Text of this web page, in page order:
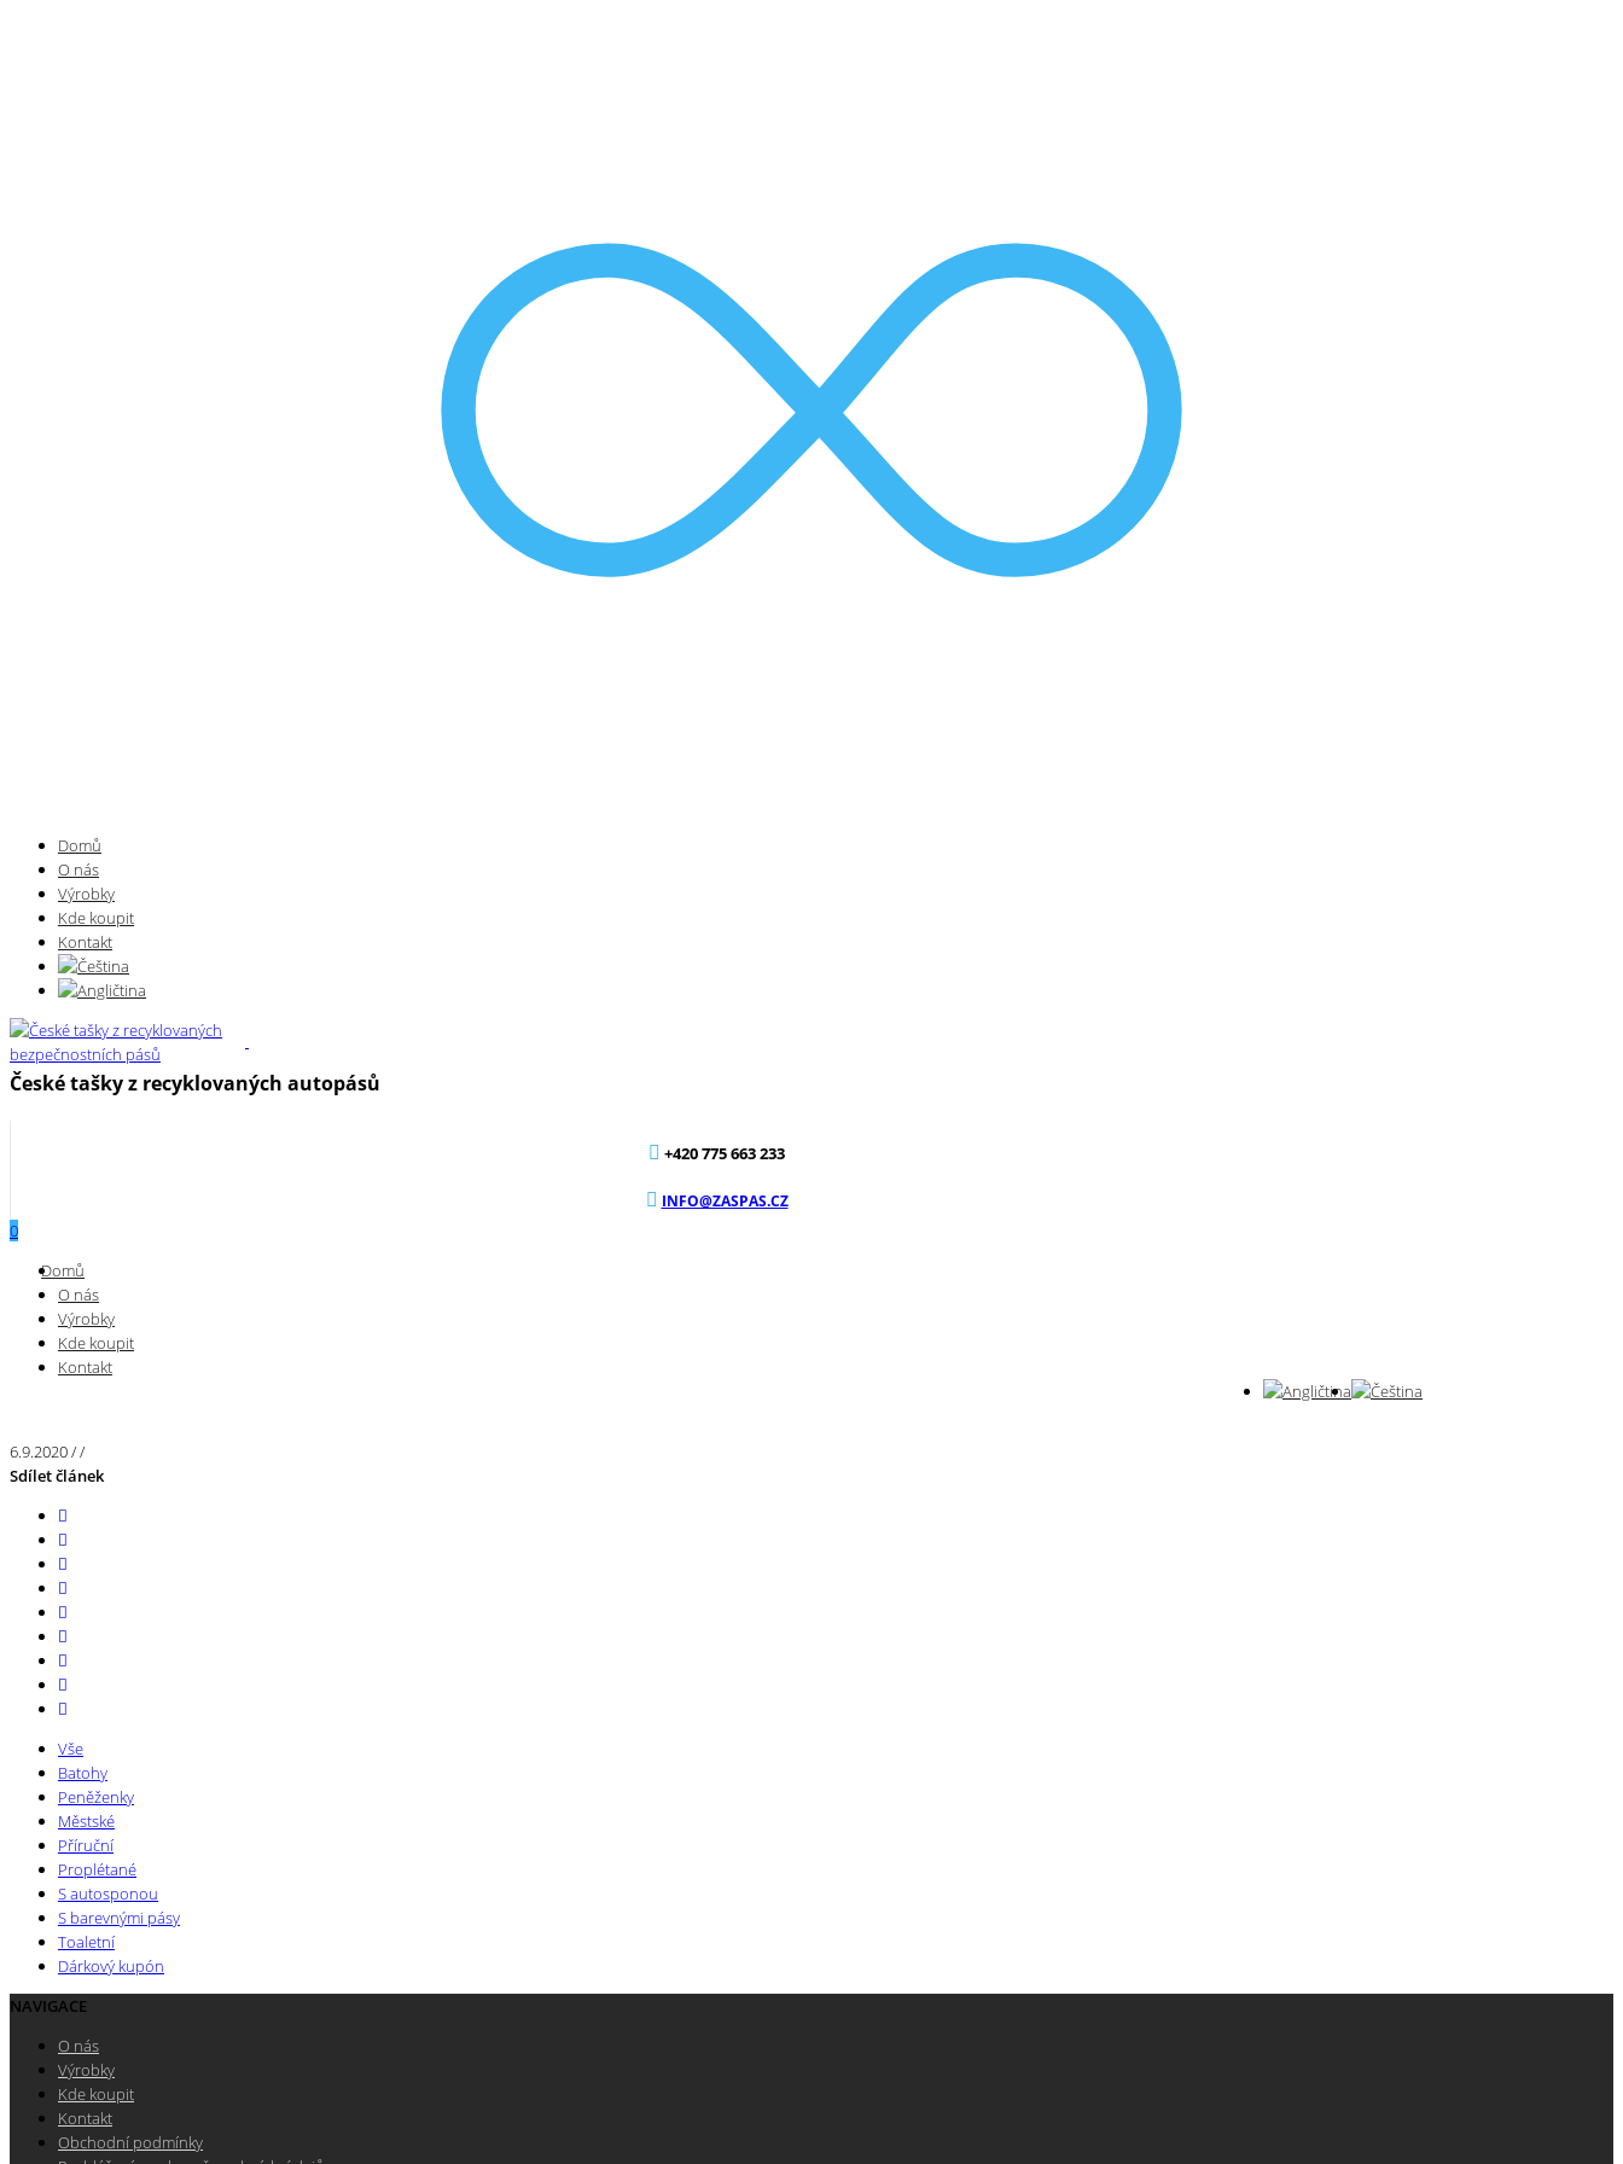
Domů
O nás
Výrobky
Kde koupit
Kontakt
České tašky z recyklovaných autopásů
+420 775 663 233
INFO@ZASPAS.CZ
0
Domů
O nás
Výrobky
Kde koupit
Kontakt
6.9.2020//
Sdílet článek
Vše
Batohy
Peněženky
Městské
Příruční
Proplétané
S autosponou
S barevnými pásy
Toaletní
Dárkový kupón
NAVIGACE
O nás
Výrobky
Kde koupit
Kontakt
Obchodní podmínky